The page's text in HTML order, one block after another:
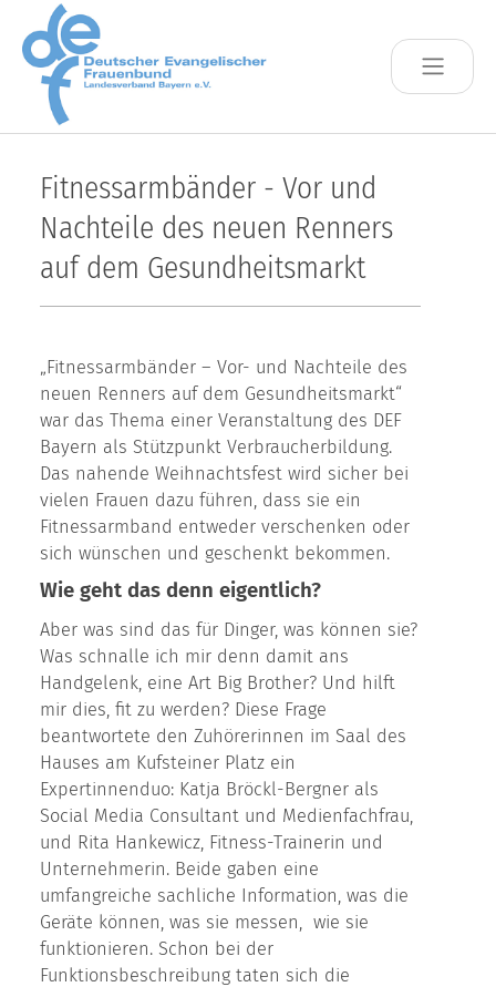
Skip to main content
Fitnessarmbänder - Vor und
Nachteile des neuen Renners
auf dem Gesundheitsmarkt
„Fitnessarmbänder – Vor- und Nachteile des
neuen Renners auf dem Gesundheitsmarkt“
war das Thema einer Veranstaltung des DEF
Bayern als Stützpunkt Verbraucherbildung.
Das nahende Weihnachtsfest wird sicher bei
vielen Frauen dazu führen, dass sie ein
Fitnessarmband entweder verschenken oder
sich wünschen und geschenkt bekommen.
Wie geht das denn eigentlich?
Aber was sind das für Dinger, was können sie?
Was schnalle ich mir denn damit ans
Handgelenk, eine Art Big Brother? Und hilft
mir dies, fit zu werden? Diese Frage
beantwortete den Zuhörerinnen im Saal des
Hauses am Kufsteiner Platz ein
Expertinnenduo: Katja Bröckl-Bergner als
Social Media Consultant und Medienfachfrau,
und Rita Hankewicz, Fitness-Trainerin und
Unternehmerin. Beide gaben eine
umfangreiche sachliche Information, was die
Geräte können, was sie messen, wie sie
funktionieren. Schon bei der
Funktionsbeschreibung taten sich die